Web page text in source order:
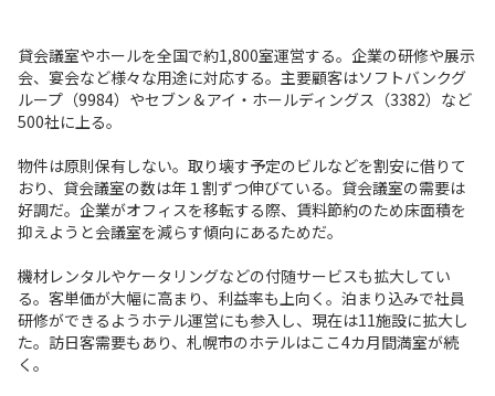
貸会議室やホールを全国で約1,800室運営する。企業の研修や展示
会、宴会など様々な用途に対応する。主要顧客はソフトバンクグ
ループ（9984）やセブン＆アイ・ホールディングス（3382）など
500社に上る。
物件は原則保有しない。取り壊す予定のビルなどを割安に借りて
おり、貸会議室の数は年１割ずつ伸びている。貸会議室の需要は
好調だ。企業がオフィスを移転する際、賃料節約のため床面積を
抑えようと会議室を減らす傾向にあるためだ。
機材レンタルやケータリングなどの付随サービスも拡大してい
る。客単価が大幅に高まり、利益率も上向く。泊まり込みで社員
研修ができるようホテル運営にも参入し、現在は11施設に拡大し
た。訪日客需要もあり、札幌市のホテルはここ4カ月間満室が続
く。